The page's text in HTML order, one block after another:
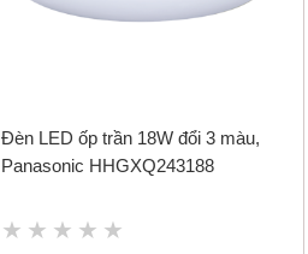
Đèn LED ốp trần 18W đổi 3 màu,
Panasonic HHGXQ243188